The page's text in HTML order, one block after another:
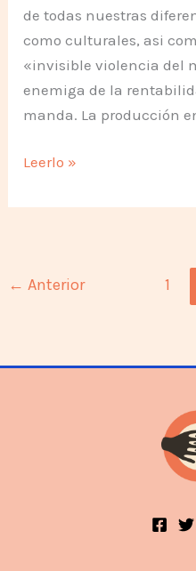
de todas nuestras
como culturales, asi
«invisible violencia del
enemiga de la
manda. La producción
El
del
Leerlo »
← Anterior 1